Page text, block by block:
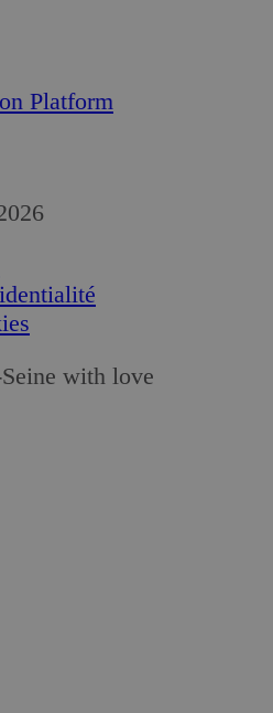
Platform
with love